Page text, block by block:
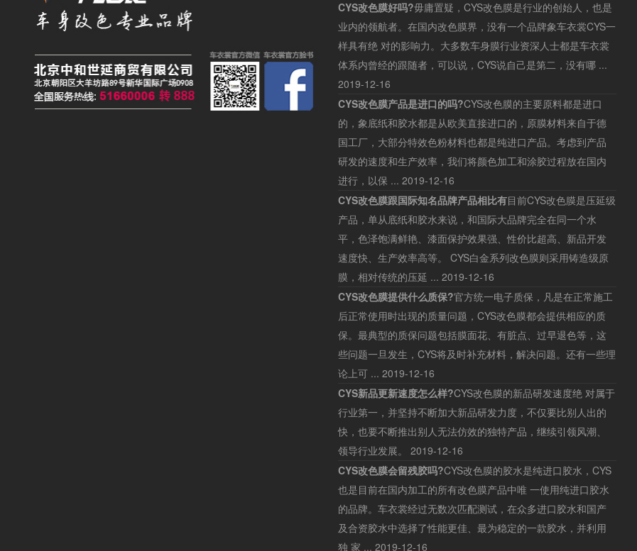
CYS改色膜好吗?毋庸置疑，CYS改色膜是行业的创始人，也是
业内的领航者。在国内改色膜界，没有一个品牌象车衣裳CYS一
样具有绝 对的影响力。大多数车身膜行业资深人士都是车衣裳
体系内曾经的跟随者，可以说，CYS说自己是第二，没有哪 ...
2019-12-16
CYS改色膜产品是进口的吗?CYS改色膜的主要原料都是进口
的，象底纸和胶水都是从欧美直接进口的，原膜材料来自于德
国工厂，大部分特效色粉材料也都是纯进口产品。考虑到产品
研发的速度和生产效率，我们将颜色加工和涂胶过程放在国内
进行，以保 ... 2019-12-16
CYS改色膜跟国际知名品牌产品相比有目前CYS改色膜是压延级
产品，单从底纸和胶水来说，和国际大品牌完全在同一个水
平，色泽饱满鲜艳、漆面保护效果强、性价比超高、新品开发
速度快、生产效率高等。 CYS白金系列改色膜则采用铸造级原
膜，相对传统的压延 ... 2019-12-16
CYS改色膜提供什么质保?官方统一电子质保，凡是在正常施工
后正常使用时出现的质量问题，CYS改色膜都会提供相应的质
保。最典型的质保问题包括膜面花、有脏点、过早退色等，这
些问题一旦发生，CYS将及时补充材料，解决问题。还有一些理
论上可 ... 2019-12-16
CYS新品更新速度怎么样?CYS改色膜的新品研发速度绝 对属于
行业第一，并坚持不断加大新品研发力度，不仅要比别人出的
快，也要不断推出别人无法仿效的独特产品，继续引领风潮、
领导行业发展。
2019-12-16
CYS改色膜会留残胶吗?CYS改色膜的胶水是纯进口胶水，CYS
也是目前在国内加工的所有改色膜产品中唯 一使用纯进口胶水
的品牌。车衣裳经过无数次匹配测试，在众多进口胶水和国产
及合资胶水中选择了性能更佳、最为稳定的一款胶水，并利用
独 家 ... 2019-12-16